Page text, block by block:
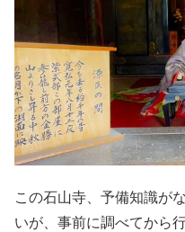
この石山寺、予備知識が
いが、事前に調べてから